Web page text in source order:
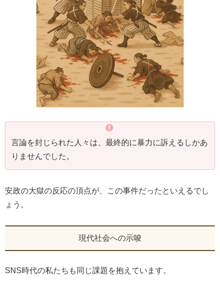
言論を封じられた人々は、最終的に暴力に訴えるしかあ
りませんでした。
安政の大獄の反応の頂点が、この事件だったといえるでし
ょう。
現代社会への示唆
SNS時代の私たちも同じ課題を抱えています。